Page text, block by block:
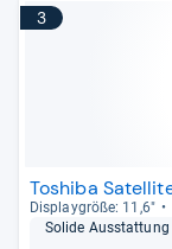
3
Toshiba
Dis­play­größe: 11,6"
Solide Aus­stat­tung